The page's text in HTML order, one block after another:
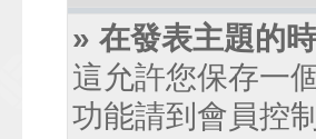
» 在發表主題的
這允許您保存一
功能請到會員控